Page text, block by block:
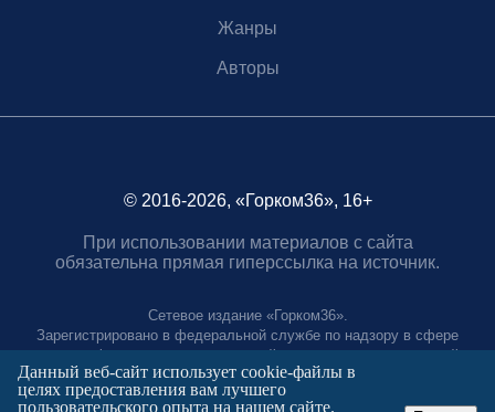
Жанры
Авторы
© 2016-2026, «Горком36», 16+
При использовании материалов с сайта
обязательна прямая гиперссылка на источник.
Сетевое издание «Горком36».
Зарегистрировано в федеральной службе по надзору в сфере
связи, информационных технологий и массовых коммуникаций.
Регистрационный номер ЭЛ № ФС77-88966 от 21 января 2025 г.
Учредитель: Муниципальное автономное учреждение "Агентство
Данный веб-сайт использует cookie-файлы в
целях предоставления вам лучшего
пользовательского опыта на нашем сайте.